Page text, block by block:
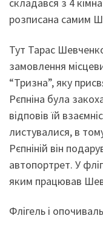
складався з 4
розписана самим
Тут Тарас
замовлення
“Тризна”, яку
Рєпніна була
відповів їй
листувалися, в
Рєпніній він
автопортрет. У
яким працював
Флігель і